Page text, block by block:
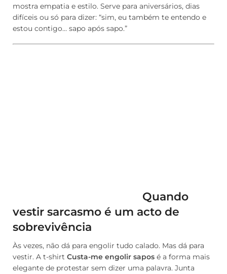
mostra empatia e estilo. Serve para aniversários, dias
difíceis ou só para dizer: “sim, eu também te entendo e
estou contigo… sapo após sapo.”
Quando
vestir sarcasmo é um acto de
sobrevivência
Às vezes, não dá para engolir tudo calado. Mas dá para
vestir. A t-shirt Custa-me engolir sapos é a forma mais
elegante de protestar sem dizer uma palavra. Junta